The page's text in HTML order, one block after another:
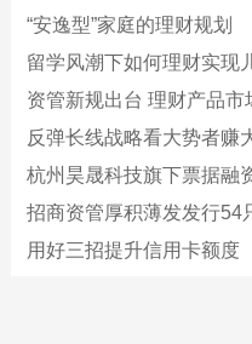
“安逸型”家庭的理财规划
留学风潮下如何理财实现
资管新规出台 理财产品市
反弹长线战略看大势者赚
杭州昊晟科技旗下票据融
招商资管厚积薄发发行54
用好三招提升信用卡额度